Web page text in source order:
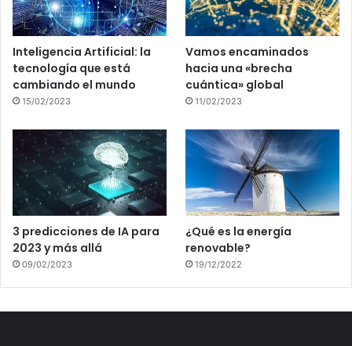
Inteligencia Artificial: la
tecnología que está
cambiando el mundo
15/02/2023
Vamos encaminados
hacia una «brecha
cuántica» global
11/02/2023
3 predicciones de IA para
2023 y más allá
09/02/2023
¿Qué es la energía
renovable?
19/12/2022